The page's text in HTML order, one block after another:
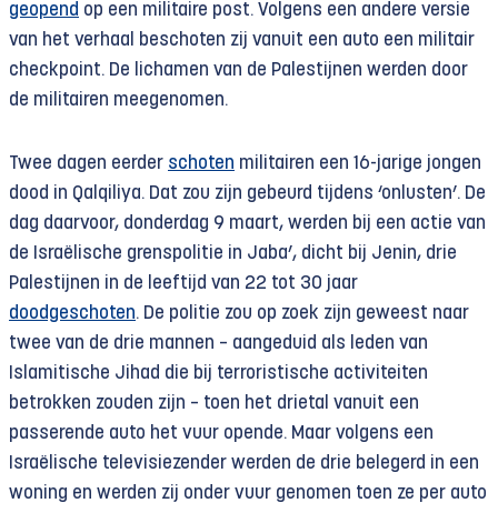
geopend op een militaire post. Volgens een andere versie
van het verhaal beschoten zij vanuit een auto een militair
checkpoint. De lichamen van de Palestijnen werden door
de militairen meegenomen.
Twee dagen eerder schoten militairen een 16-jarige jongen
dood in Qalqiliya. Dat zou zijn gebeurd tijdens ‘onlusten’. De
dag daarvoor, donderdag 9 maart, werden bij een actie van
de Israëlische grenspolitie in Jaba’, dicht bij Jenin, drie
Palestijnen in de leeftijd van 22 tot 30 jaar
doodgeschoten. De politie zou op zoek zijn geweest naar
twee van de drie mannen – aangeduid als leden van
Islamitische Jihad die bij terroristische activiteiten
betrokken zouden zijn – toen het drietal vanuit een
passerende auto het vuur opende. Maar volgens een
Israëlische televisiezender werden de drie belegerd in een
woning en werden zij onder vuur genomen toen ze per auto